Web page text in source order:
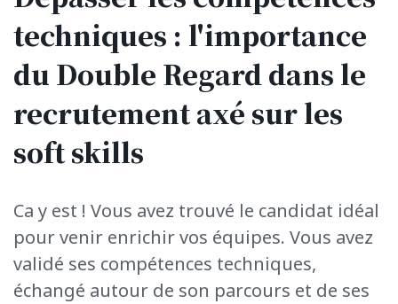
techniques : l'importance
du Double Regard dans le
recrutement axé sur les
softskills
Ca y est ! Vous avez trouvé le candidat idéal
pour venir enrichir vos équipes. Vous avez
validé ses compétences techniques,
échangé autour de son parcours et de ses